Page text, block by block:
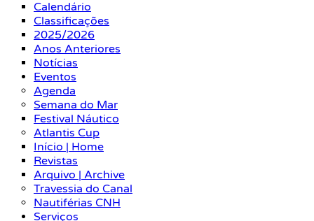
Calendário
Classificações
2025/2026
Anos Anteriores
Notícias
Eventos
Agenda
Semana do Mar
Festival Náutico
Atlantis Cup
Início | Home
Revistas
Arquivo | Archive
Travessia do Canal
Nautiférias CNH
Serviços